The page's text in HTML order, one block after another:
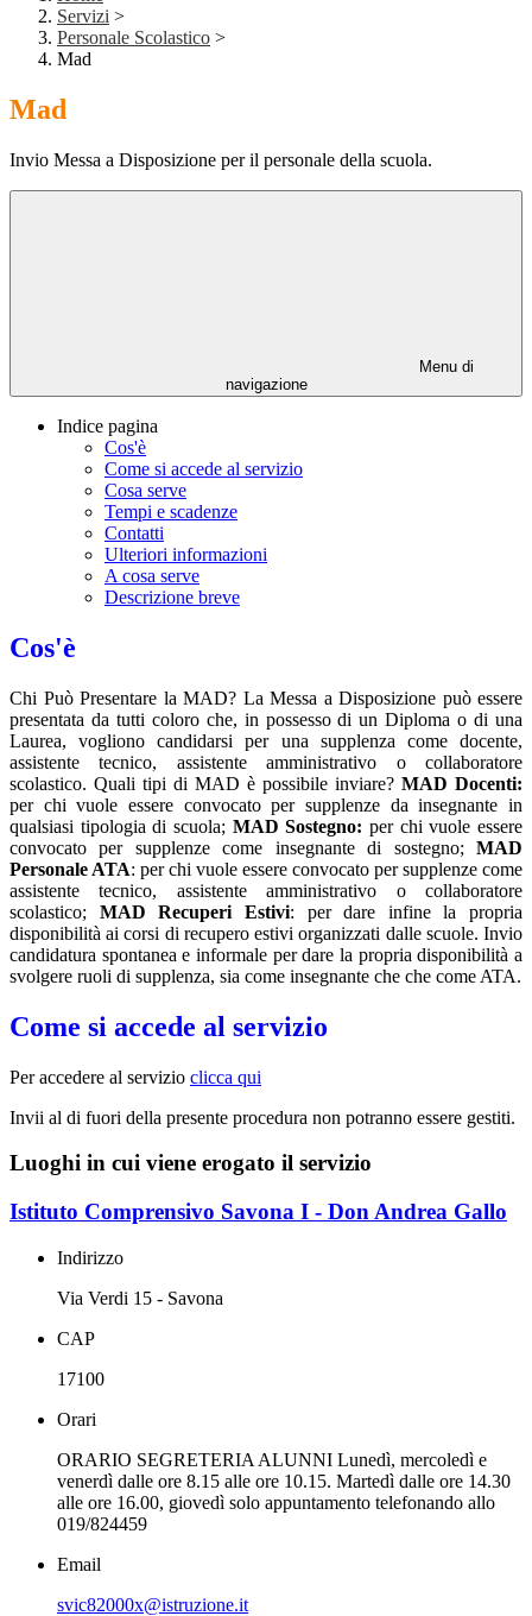
Servizi >
Personale Scolastico >
Mad
Mad
Invio Messa a Disposizione per il personale della scuola.
Menu di
navigazione
Indice pagina
Cos'è
Come si accede al servizio
Cosa serve
Tempi e scadenze
Contatti
Ulteriori informazioni
A cosa serve
Descrizione breve
Cos'è
Chi Può Presentare la MAD? La Messa a Disposizione può essere
presentata da tutti coloro che, in possesso di un Diploma o di una
Laurea, vogliono candidarsi per una supplenza come docente,
assistente tecnico, assistente amministrativo o collaboratore
scolastico. Quali tipi di MAD è possibile inviare? MAD Docenti:
per chi vuole essere convocato per supplenze da insegnante in
qualsiasi tipologia di scuola; MAD Sostegno: per chi vuole essere
convocato per supplenze come insegnante di sostegno; MAD
Personale ATA: per chi vuole essere convocato per supplenze come
assistente tecnico, assistente amministrativo o collaboratore
scolastico; MAD Recuperi Estivi: per dare infine la propria
disponibilità ai corsi di recupero estivi organizzati dalle scuole. Invio
candidatura spontanea e informale per dare la propria disponibilità a
svolgere ruoli di supplenza, sia come insegnante che che come ATA.
Come si accede al servizio
Per accedere al servizio clicca qui
Invii al di fuori della presente procedura non potranno essere gestiti.
Luoghi in cui viene erogato il servizio
Istituto Comprensivo Savona I - Don Andrea Gallo
Indirizzo
Via Verdi 15 - Savona
CAP
17100
Orari
ORARIO SEGRETERIA ALUNNI Lunedì, mercoledì e
venerdì dalle ore 8.15 alle ore 10.15. Martedì dalle ore 14.30
alle ore 16.00, giovedì solo appuntamento telefonando allo
019/824459
Email
svic82000x@istruzione.it